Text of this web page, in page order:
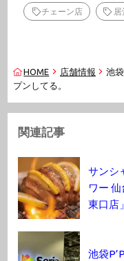
チェーン店 居
HOME 店舗情報
池
プンしてる。
関連記事
サンシ
ワー
東口店
池袋